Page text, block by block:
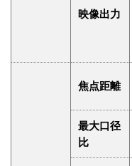
映像出力
焦点距離
最大口径
比